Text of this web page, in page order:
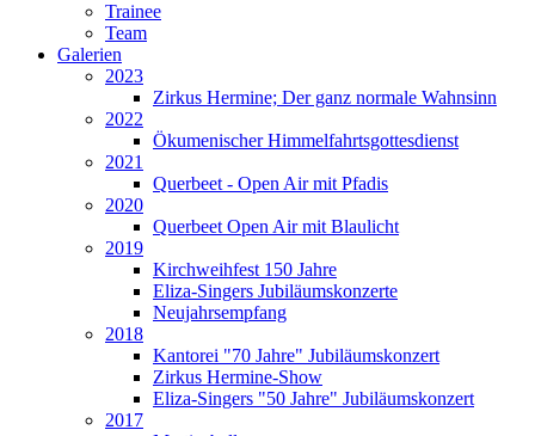
Trainee
Team
Galerien
2023
Zirkus Hermine; Der ganz normale Wahnsinn
2022
Ökumenischer Himmelfahrtsgottesdienst
2021
Querbeet - Open Air mit Pfadis
2020
Querbeet Open Air mit Blaulicht
2019
Kirchweihfest 150 Jahre
Eliza-Singers Jubiläumskonzerte
Neujahrsempfang
2018
Kantorei "70 Jahre" Jubiläumskonzert
Zirkus Hermine-Show
Eliza-Singers "50 Jahre" Jubiläumskonzert
2017